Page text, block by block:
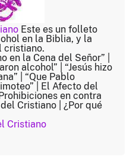
Este es un folleto
en la Biblia, y la
cristiano.
en la Cena del Señor” |
alcohol” | “Jesús hizo
| “Que Pablo
| El Afecto del
en contra
Cristiano | ¿Por qué
Cristiano